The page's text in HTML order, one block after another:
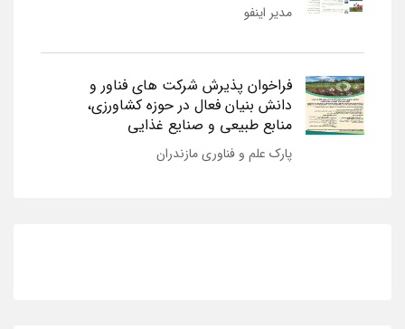
مدیر اینفو
فراخوان پذیرش شرکت های فناور و
دانش بنیان فعال در حوزه کشاورزی،
منابع طبیعی و صنایع غذایی
پارک علم و فناوری مازندران